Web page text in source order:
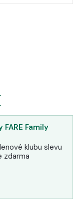
Family
klubu slevu
zdarma